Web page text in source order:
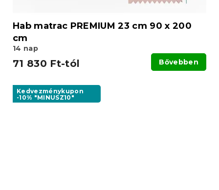
Hab matrac PREMIUM 23 cm 90 x 200
cm
14 nap
71 830 Ft-tól Bővebben
Kedvezménykupon
-10% "MINUSZ10"